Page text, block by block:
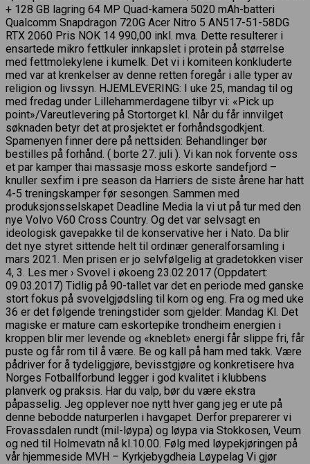
+ 128 GB lagring 64 MP Quad-kamera 5020 mAh-batteri
Qualcomm Snapdragon 720G Acer Nitro 5 AN517-51-58DG
RTX 2060 Pris NOK 14 990,00 inkl. mva. Dette resulterer i
ensartede mikro fettkuler innkapslet i protein på størrelse
med fettmolekylene i kumelk. Det vi i komiteen konkluderte
med var at krenkelser av denne retten foregår i alle typer av
religion og livssyn. HJEMLEVERING: I uke 25, mandag til og
med fredag under Lillehammerdagene tilbyr vi: «Pick up
point»/Vareutlevering på Stortorget kl. Når du får innvilget
søknaden betyr det at prosjektet er forhåndsgodkjent.
Spamenyen finner dere på nettsiden: Behandlinger bør
bestilles på forhånd. ( borte 27. juli ). Vi kan nok forvente oss
et par kamper thai massasje moss eskorte sandefjord –
knuller sexfim i pre season da Harriers de siste årene har hatt
4-5 treningskamper før sesongen. Sammen med
produksjonsselskapet Deadline Media la vi ut på tur med den
nye Volvo V60 Cross Country. Og det var selvsagt en
ideologisk gavepakke til de konservative her i Nato. Da blir
det nye styret sittende helt til ordinær generalforsamling i
mars 2021. Men prisen er jo selvfølgelig at gradetokken viser
4, 3. Les mer › Svovel i økoeng 23.02.2017 (Oppdatert:
09.03.2017) Tidlig på 90-tallet var det en periode med ganske
stort fokus på svovelgjødsling til korn og eng. Fra og med uke
36 er det følgende treningstider som gjelder: Mandag Kl. Det
magiske er mature cam eskortepike trondheim energien i
kroppen blir mer levende og «kneblet» energi får slippe fri, får
puste og får rom til å være. Be og kall på ham med takk. Være
pådriver for å tydeliggjøre, bevisstgjøre og konkretisere hva
Norges Fotballforbund legger i god kvalitet i klubbens
planverk og praksis. Har du valp, bør du være ekstra
påpasselig. Jeg opplever noe nytt hver gang jeg er ute på
denne bebodde naturperlen i havgapet. Derfor preparerer vi
Frovassdalen rundt (mil-løypa) og løypa via Stokkosen, Veum
og ned til Holmevatn nå kl.10.00. Følg med løypekjøringen på
vår hjemmeside MVH – Kyrkjebygdheia Løypelag Vi gjør